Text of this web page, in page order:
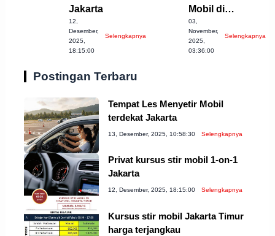
Jakarta
12,
Desember,
2025,
18:15:00
Selengkapnya
Mobil di
Tasikmalaya
yang Wajib
Dicoba!
03,
November,
2025,
03:36:00
Selengkapnya
Postingan Terbaru
Tempat Les Menyetir Mobil
terdekat Jakarta
13, Desember, 2025, 10:58:30 Selengkapnya
Privat kursus stir mobil 1-on-1
Jakarta
12, Desember, 2025, 18:15:00 Selengkapnya
Kursus stir mobil Jakarta Timur
harga terjangkau